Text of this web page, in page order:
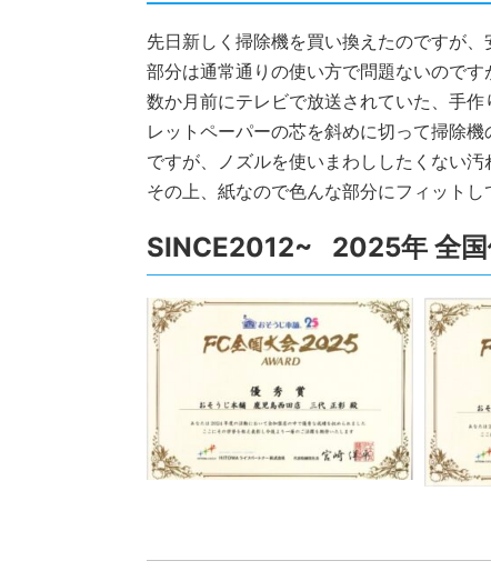
先日新しく掃除機を買い換えたのですが
部分は通常通りの使い方で問題ないので
数か月前にテレビで放送されていた、手
レットペーパーの芯を斜めに切って掃除
ですが、ノズルを使いまわししたくない
その上、紙なので色んな部分にフィットし
SINCE2012~ 2025年 全国